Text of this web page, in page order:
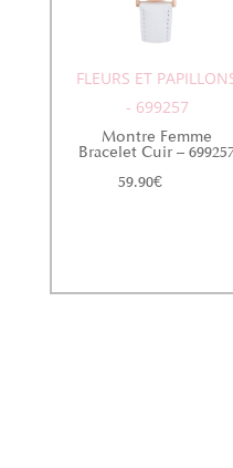
FLEURS ET
- 699257
Montre Femme
Bracelet Cuir –
59.90€